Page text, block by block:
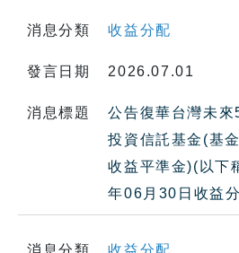
消息分類 收益分配
發言日期 2026.07.01
消息標題
公告復華台灣未
投資信託基金(基
收益平準金)(以下
年06月30日收益
消息分類 收益分配